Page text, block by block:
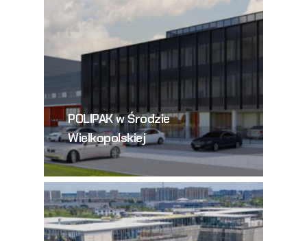
POLIPAK w Środzie
Wielkopolskiej